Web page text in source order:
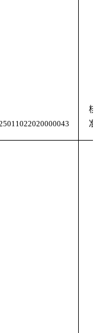
核
准